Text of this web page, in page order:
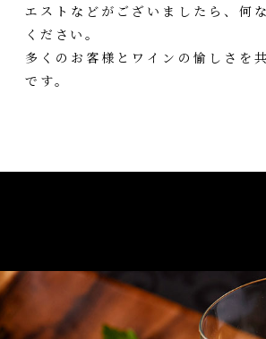
エストなどがございましたら、何
ください。
多くのお客様とワインの愉しさを
です。